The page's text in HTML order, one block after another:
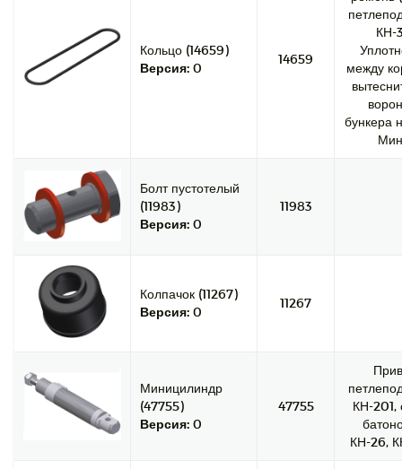
Кольцо (14659)
Версия: 0
14659
КН-
между
бункера
Болт пустотелый
(11983)
Версия: 0
11983
Колпачок (11267)
Версия: 0
11267
Миницилиндр
(47755)
Версия: 0
47755
КН-201,
КН-26,